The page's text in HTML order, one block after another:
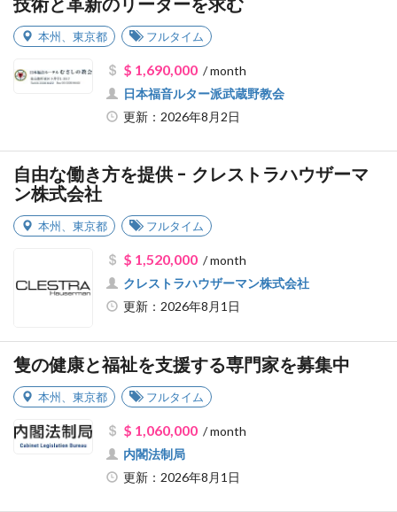
本州 東京都 フルタイム
$ 1,690,000/ month
日本福音ルター派武蔵野教会
更新：2026年8月2日
自由な働き方を提供 - クレストラハウザーマ
ン株式会社
本州 東京都 フルタイム
$ 1,520,000/ month
クレストラハウザーマン株式会社
更新：2026年8月1日
隻の健康と福祉を支援する専門家を募集中
本州 東京都 フルタイム
$ 1,060,000/ month
内閣法制局
更新：2026年8月1日